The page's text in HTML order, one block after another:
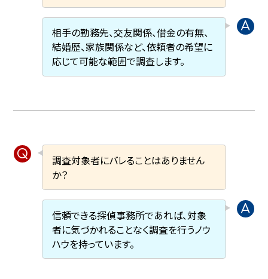
相手の勤務先、交友関係、借金の有無、
結婚歴、家族関係など、依頼者の希望に
応じて可能な範囲で調査します。
調査対象者にバレることはありません
か？
信頼できる探偵事務所であれば、対象
者に気づかれることなく調査を行うノウ
ハウを持っています。